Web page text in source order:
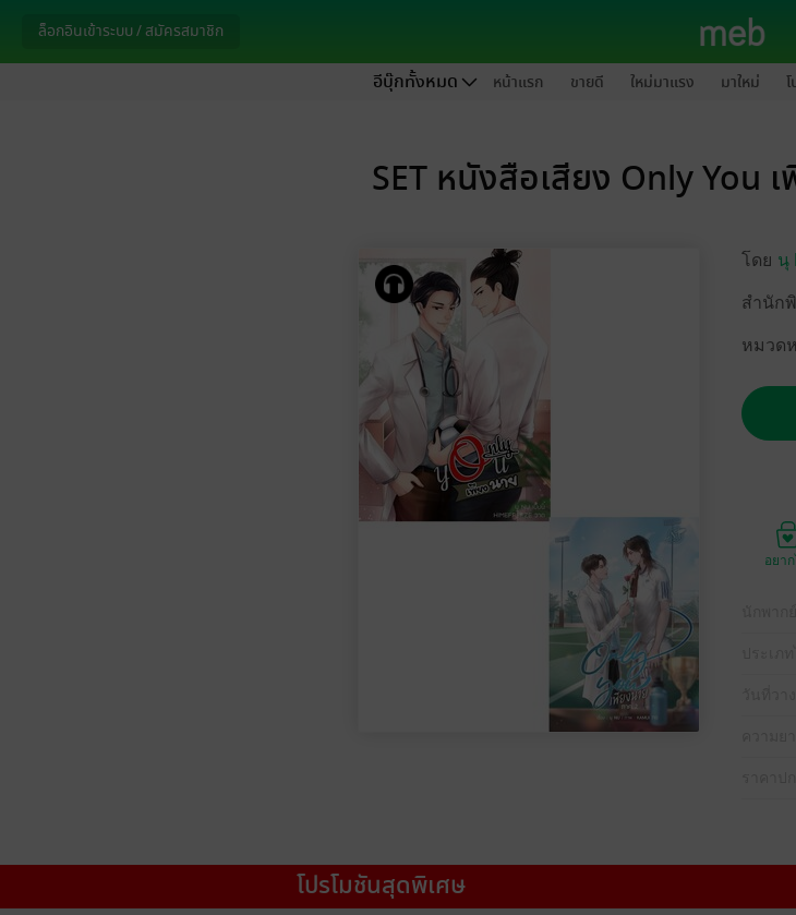
ล็อกอินเข้าระบบ / สมัครสมาชิก
อีบุ๊กทั้งหมด หน้าแรก ขายดี ใหม่มาแรง มาใหม่
SET หนังสือเสียง Only You
โดย นุ
สำนัก
หมวด
อยา
โปรโมชันสุดพิเศษ